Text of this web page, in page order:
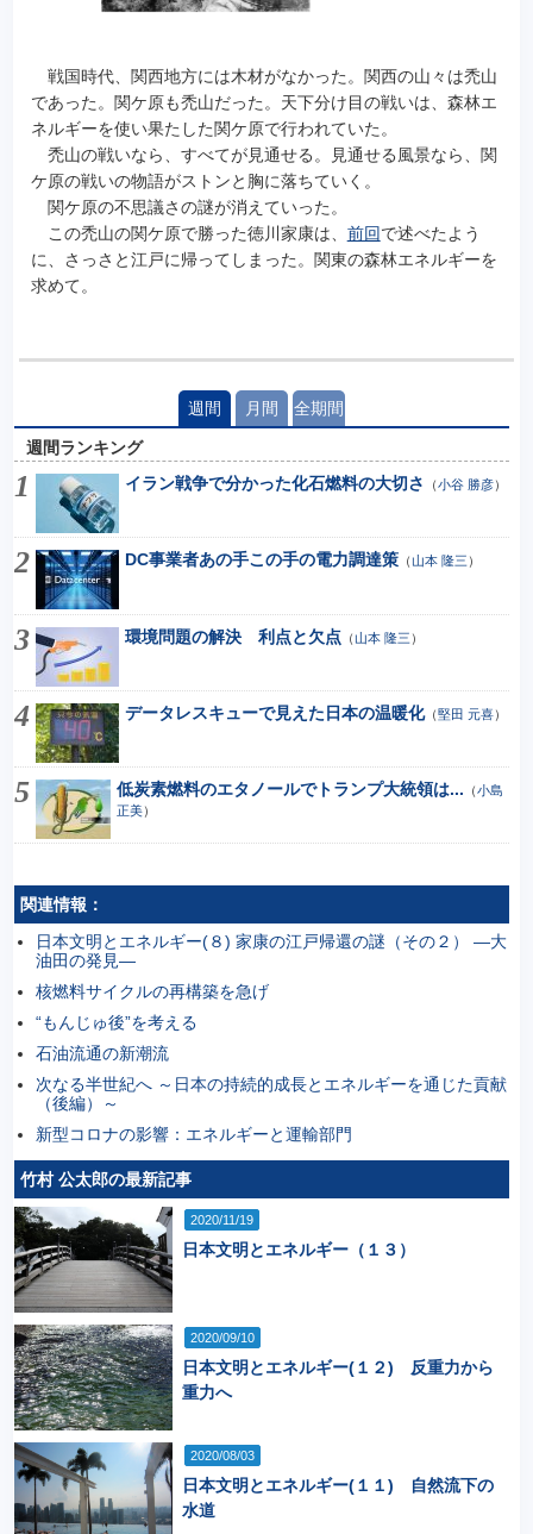
戦国時代、関西地方には木材がなかった。関西の山々は禿山
であった。関ケ原も禿山だった。天下分け目の戦いは、森林エ
ネルギーを使い果たした関ケ原で行われていた。
禿山の戦いなら、すべてが見通せる。見通せる風景なら、関
ケ原の戦いの物語がストンと胸に落ちていく。
関ケ原の不思議さの謎が消えていった。
この禿山の関ケ原で勝った徳川家康は、 前回で述べたよう
に、さっさと江戸に帰ってしまった。関東の森林エネルギーを
求めて。
週間 月間 全期間
週間ランキング
イラン戦争で分かった化石燃料の大切さ
（小谷 勝彦）
DC事業者あの手この手の電力調達策（山本 隆三 ）
環境問題の解決 利点と欠点 （山本 隆三 ）
データレスキューで見えた日本の温暖化（堅田 元喜）
低炭素燃料のエタノールでトランプ大統領は... （小島
正美）
関連情報：
日本文明とエネルギー(８) 家康の江戸帰還の謎（その２） ―大
油田の発見―
核燃料サイクルの再構築を急げ
“もんじゅ後”を考える
石油流通の新潮流
次なる半世紀へ ～日本の持続的成長とエネルギーを通じた貢献
（後編）～
新型コロナの影響：エネルギーと運輸部門
竹村 公太郎の最新記事
2020/11/19
日本文明とエネルギー（１３）
2020/09/10
日本文明とエネルギー(１２) 反重力から
重力へ
2020/08/03
日本文明とエネルギー(１１) 自然流下の
水道